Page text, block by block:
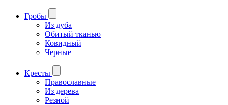
Гробы
Из дуба
Обитый тканью
Ковидный
Черные
Кресты
Православные
Из дерева
Резной